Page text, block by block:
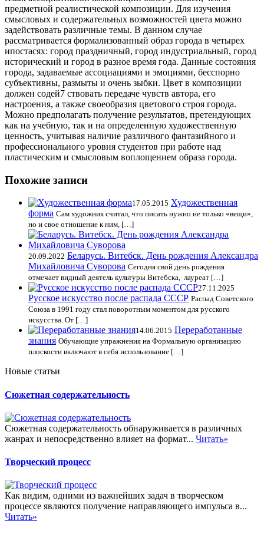
предметной реалистической композиции. Для изучения
смысловых и содержательных возможностей цвета можно
задействовать различные темы. В данном случае
рассматривается формализованный образ города в четырех
ипостасях: город праздничный, город индустриальный, город
исторический и город в разное время года. Данные состояния
города, задаваемые ассоциациями и эмоциями, бесспорно
субъективны, размыты и очень зыбки. Цвет в композиции
должен содей7 ствовать передаче чувств автора, его
настроения, а также своеобразия цветового строя города.
Можно предполагать получение результатов, претендующих
как на учебную, так и на определенную художественную
ценность, учитывая наличие различного фантазийного и
профессионального уровня студентов при работе над
пластическим и смысловым воплощением образа города.
Похожие записи
17.05.2015 Художественная
форма Сам художник считал, что писать нужно не только «вещи»,
но и свое отношение к ним, […]
20.09.2022 Беларусь. Витебск. День рождения Александра
Михайловича Суворова Сегодня свой день рождения
отмечает видный деятель культуры Витебска, лауреат […]
27.11.2025
Русское искусство после распада СССР Распад Советского
Союза в 1991 году стал поворотным моментом для русского
искусства. От […]
14.06.2015 Переработанные
знания Обучающие упражнения на Формальную организацию
плоскости включают в себя использование […]
Новые статьи
Сюжетная содержательность
Сюжетная содержательность обнаруживается в различных
жанрах и непосредственно влияет на формат... Читать»
Творческий процесс
Как видим, одними из важнейших задач в творческом
процессе являются получение направляющего импульса в...
Читать»